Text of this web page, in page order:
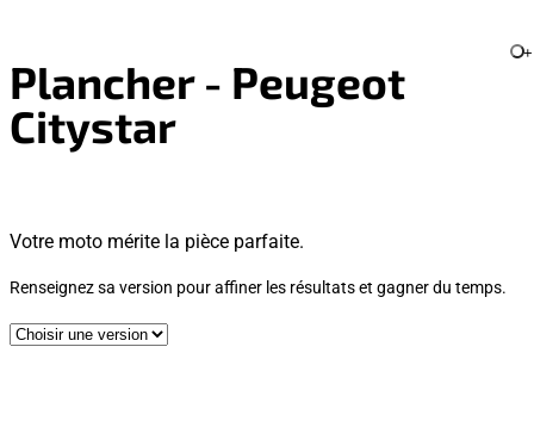
Plancher - Peugeot
Citystar
+
Votre moto mérite la pièce parfaite.
Renseignez sa version pour affiner les résultats et gagner du temps.